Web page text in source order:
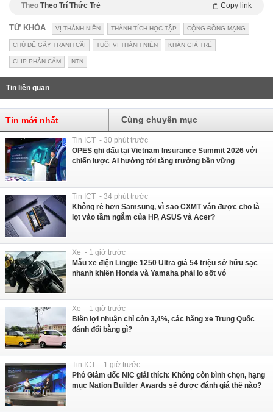
Theo Theo Trí Thức Trẻ Copy link
TỪ KHÓA VỊ THÀNH NIÊN THÀNH TÍCH HỌC TẬP CỘNG ĐỒNG MẠNG
CHỦ ĐỀ GÂY TRANH CÃI TUỔI VỊ THÀNH NIÊN KHÁN GIẢ TRẺ
CLIP PHẢN CẢM NTN
Tin liên quan
Tin mới nhất Cùng chuyên mục
Tin ICT - 30 phút trước
OPES ghi dấu tại Vietnam Insurance Summit 2026 với
chiến lược AI hướng tới tăng trưởng bền vững
Tin ICT - 34 phút trước
Không rẻ hơn Samsung, vì sao CXMT vẫn được cho là
lọt vào tầm ngắm của HP, ASUS và Acer?
Xe - 1 giờ trước
Mẫu xe điện Lingjie 1250 Ultra giá 54 triệu sở hữu sạc
nhanh khiến Honda và Yamaha phải lo sốt vó
Xe - 1 giờ trước
Biên lợi nhuận chỉ còn 3,4%, các hãng xe Trung Quốc
đánh đổi bằng gì?
Tin ICT - 1 giờ trước
Phó Giám đốc NIC giải thích: Không còn bình chọn, hạng
mục Nation Builder Awards sẽ được đánh giá thế nào?